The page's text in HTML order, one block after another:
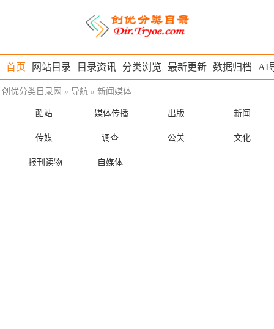
首页 网站目录 目录资讯 分类浏览 最新更新 数据归档 AI
创优分类目录网 » 导航 » 新闻媒体
酷站 媒体传播 出版 新闻
传媒 调查 公关 文化
报刊读物 自媒体